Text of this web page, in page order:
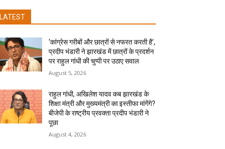
LATEST
‘कांग्रेस गरीबों और छात्रों से नफरत करती है’,
प्रदीप भंडारी ने झारखंड में छात्रों के प्रदर्शन
पर राहुल गांधी की चुप्पी पर उठाए सवाल
August 5, 2026
राहुल गांधी, अखिलेश यादव कब झारखंड के
शिक्षा मंत्री और मुख्यमंत्री का इस्तीफा मांगेंगे?
बीजेपी के राष्ट्रीय प्रवक्ता प्रदीप भंडारी ने
पूछा
August 4, 2026